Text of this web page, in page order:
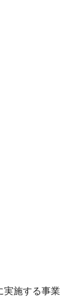
施する事業